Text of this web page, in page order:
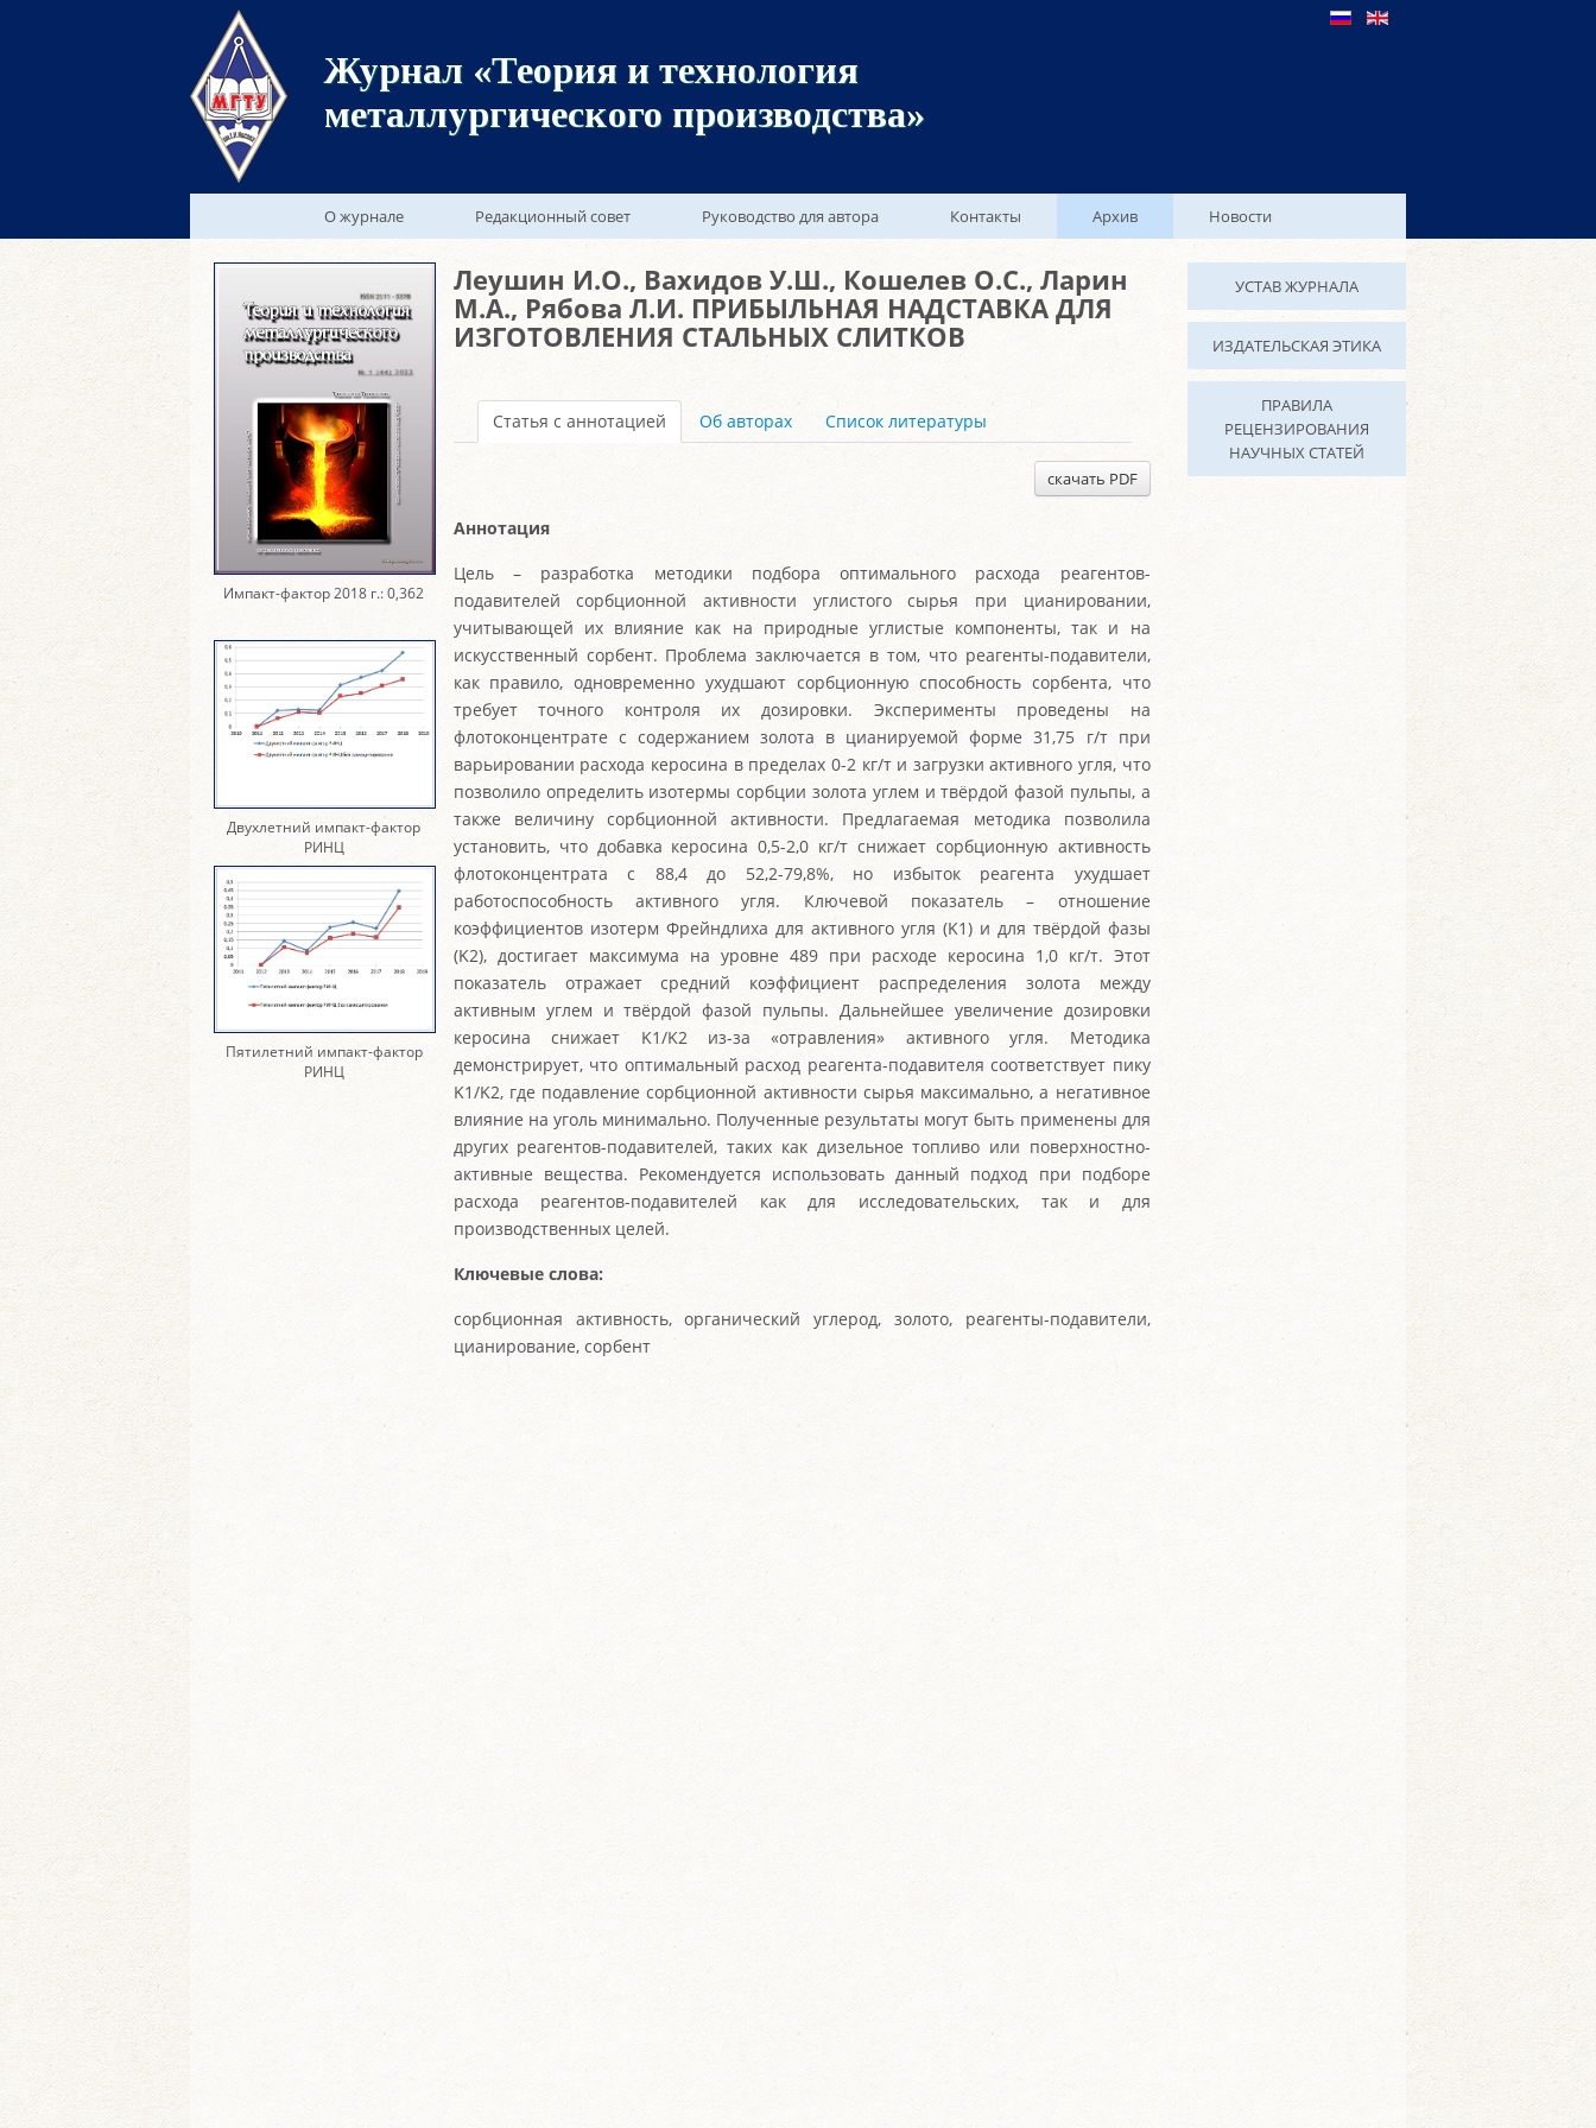
Журнал «Теория и технология
металлургического производства»
О журнале Редакционный совет Руководство для автора Контакты Архив Новости
Импакт-фактор 2018 г.: 0,362
Двухлетний импакт-фактор
РИНЦ
Пятилетний импакт-фактор
РИНЦ
УСТАВ ЖУРНАЛА
ИЗДАТЕЛЬСКАЯ ЭТИКА
ПРАВИЛА
РЕЦЕНЗИРОВАНИЯ
НАУЧНЫХ СТАТЕЙ
Леушин И.О., Вахидов У.Ш., Кошелев О.С., Ларин
М.А., Рябова Л.И. ПРИБЫЛЬНАЯ НАДСТАВКА ДЛЯ
ИЗГОТОВЛЕНИЯ СТАЛЬНЫХ СЛИТКОВ
Статья с аннотацией Об авторах Список литературы
скачать PDF
Аннотация
Цель – разработка методики подбора оптимального расхода реагентов-
подавителей сорбционной активности углистого сырья при цианировании,
учитывающей их влияние как на природные углистые компоненты, так и на
искусственный сорбент. Проблема заключается в том, что реагенты-подавители,
как правило, одновременно ухудшают сорбционную способность сорбента, что
требует точного контроля их дозировки. Эксперименты проведены на
флотоконцентрате с содержанием золота в цианируемой форме 31,75 г/т при
варьировании расхода керосина в пределах 0-2 кг/т и загрузки активного угля, что
позволило определить изотермы сорбции золота углем и твёрдой фазой пульпы, а
также величину сорбционной активности. Предлагаемая методика позволила
установить, что добавка керосина 0,5-2,0 кг/т снижает сорбционную активность
флотоконцентрата с 88,4 до 52,2-79,8%, но избыток реагента ухудшает
работоспособность активного угля. Ключевой показатель – отношение
коэффициентов изотерм Фрейндлиха для активного угля (K1) и для твёрдой фазы
(K2), достигает максимума на уровне 489 при расходе керосина 1,0 кг/т. Этот
показатель отражает средний коэффициент распределения золота между
активным углем и твёрдой фазой пульпы. Дальнейшее увеличение дозировки
керосина снижает K1/K2 из-за «отравления» активного угля. Методика
демонстрирует, что оптимальный расход реагента-подавителя соответствует пику
K1/K2, где подавление сорбционной активности сырья максимально, а негативное
влияние на уголь минимально. Полученные результаты могут быть применены для
других реагентов-подавителей, таких как дизельное топливо или поверхностно-
активные вещества. Рекомендуется использовать данный подход при подборе
расхода реагентов-подавителей как для исследовательских, так и для
производственных целей.
Ключевые слова:
сорбционная активность, органический углерод, золото, реагенты-подавители,
цианирование, сорбент